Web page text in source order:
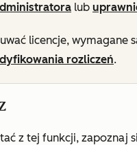
lub
licencje, wymagane
rozliczeń.
z tej funkcji, zapoznaj